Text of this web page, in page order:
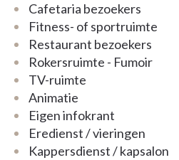
kort of permanent verblijf in
Cafetaria bezoekers
Fitness- of sportruimte
Restaurant bezoekers
Rokersruimte - Fumoir
TV-ruimte
Animatie
Eigen infokrant
Eredienst / vieringen
Kappersdienst / kapsalon